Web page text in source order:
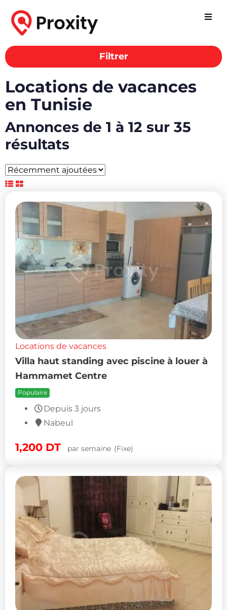
Filtrer
Locations de vacances
en Tunisie
Annonces de 1 à 12 sur 35
résultats
Locations de vacances
Villa haut standing avec piscine à louer à
Hammamet Centre
Populaire
Depuis 3 jours
Nabeul
1,200 DT par semaine (Fixe)